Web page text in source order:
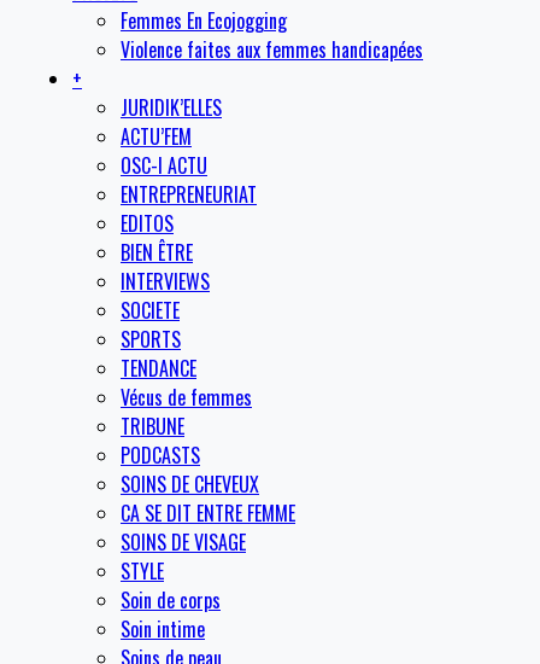
Femmes En Ecojogging
Violence faites aux femmes handicapées
+
JURIDIK’ELLES
ACTU’FEM
OSC-I ACTU
ENTREPRENEURIAT
EDITOS
BIEN ÊTRE
INTERVIEWS
SOCIETE
SPORTS
TENDANCE
Vécus de femmes
TRIBUNE
PODCASTS
SOINS DE CHEVEUX
CA SE DIT ENTRE FEMME
SOINS DE VISAGE
STYLE
Soin de corps
Soin intime